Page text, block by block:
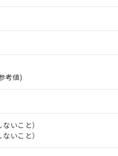
考値)
いこと）
いこと）